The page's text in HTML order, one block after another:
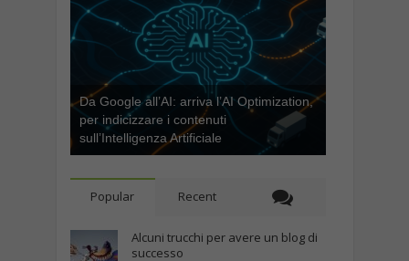
Da Google all’AI: arriva l’AI Optimization,
per indicizzare i contenuti
sull’Intelligenza Artificiale
Popular Recent
Alcuni trucchi per avere un blog di
successo